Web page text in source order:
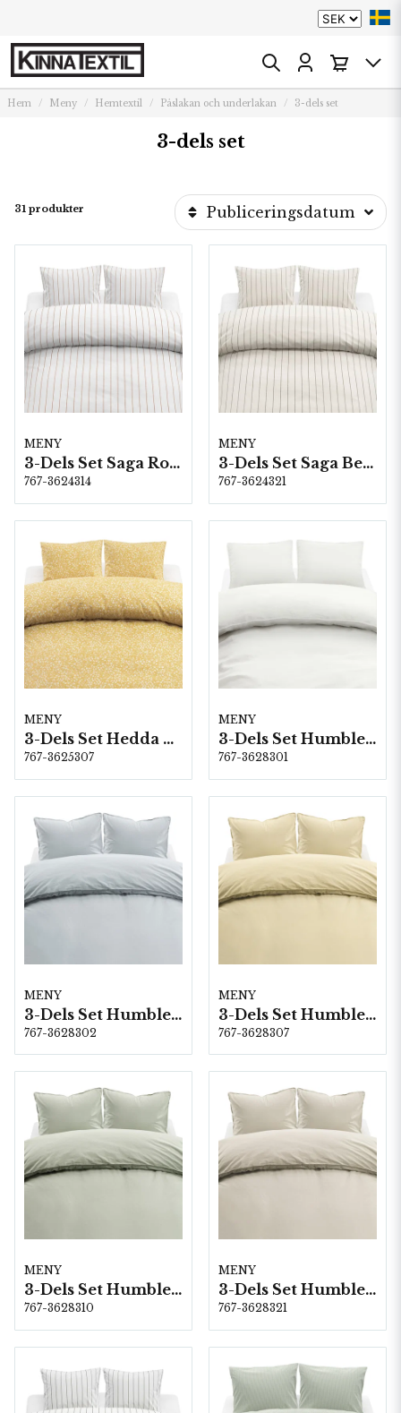
Hem Meny Hemtextil Påslakan och underlakan 3-dels set
3-dels set
31 produkter Publiceringsdatum
MENY
3-Dels Set Saga Rost Dubbel
767-3624314
MENY
3-Dels Set Saga Beige Dubbel
767-3624321
MENY
3-Dels Set Hedda Gul Dubbel
767-3625307
MENY
3-Dels Set Humble Vit Dubbel
767-3628301
MENY
3-Dels Set Humble Ljusblå Dubbel
767-3628302
MENY
3-Dels Set Humble Gul Dubbel
767-3628307
MENY
3-Dels Set Humble Grön Dubbel
767-3628310
MENY
3-Dels Set Humble Beige Dubbel
767-3628321